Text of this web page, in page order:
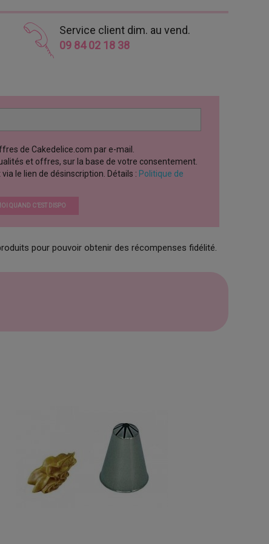
Service client dim. au vend.
09 84 02 18 38
de Cakedelice.com par e-mail.
et offres, sur la base de votre consentement.
le lien de désinscription. Détails : Politique de
QUAND C’EST DISPO
pour pouvoir obtenir des récompenses fidélité.